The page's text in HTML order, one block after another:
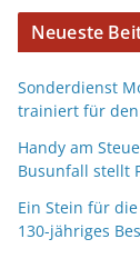
Neueste
Sonderdienst
trainiert für
Handy am
Busunfall stellt
Ein Stein für
130-jähriges